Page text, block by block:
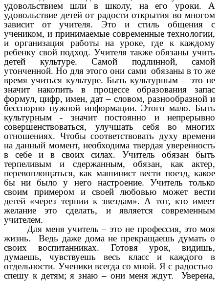
удовольствием шли в школу, на его уроки. А
удовольствие детей от радости открытия во многом
зависит от учителя. Это и стиль общения с
учеником, и принимаемые современные технологии,
и организация работы на уроке, где к каждому
ребенку свой подход. Учителя также обязаны учить
детей культуре. Самой подлинной, самой
утонченной. Но для этого они сами обязаны в то же
время учиться культуре. Быть культурным – это не
значит накопить в процессе образования запас
формул, цифр, имен, дат – словом, разнообразной и
бесспорно нужной информации. Этого мало. Быть
культурным - значит постоянно и непрерывно
совершенствоваться, улучшать себя во многих
отношениях. Чтобы соответствовать духу времени
на данный момент, необходима твердая уверенность
в себе и в своих силах. Учитель обязан быть
терпеливым и сдержанным, обязан, как актер,
перевоплощаться, как машинист вести поезд, какое
бы ни было у него настроение. Учитель только
своим примером и своей любовью может вести
детей «через тернии к звездам». А тот, кто имеет
желание это сделать, и является современным
учителем.
Для меня учитель – это не профессия, это моя
жизнь. Ведь даже дома не прекращаешь думать о
своих воспитанниках. Готовя урок, видишь,
думаешь, чувствуешь весь класс и каждого в
отдельности. Ученики всегда со мной. Я с радостью
спешу к детям; я знаю – они меня ждут. Уверена,